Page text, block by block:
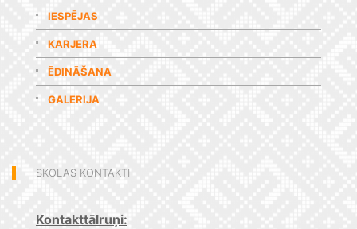
IESPĒJAS
KARJERA
ĒDINĀŠANA
GALERIJA
SKOLAS KONTAKTI
Kontakttālruņi: